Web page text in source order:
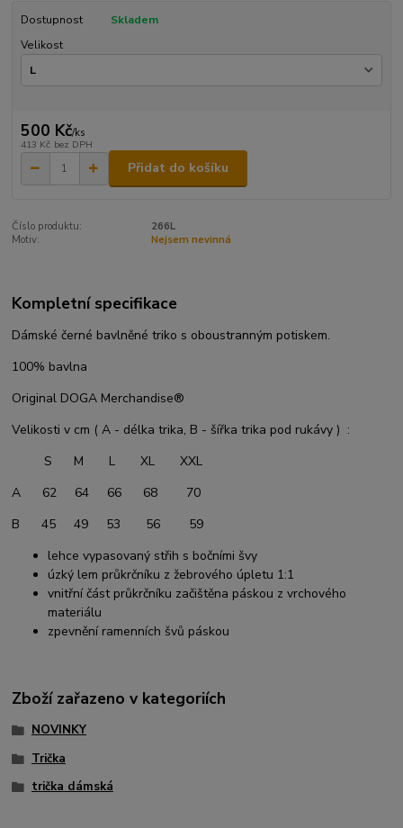
Dostupnost
Skladem
Velikost
500 Kč/ks
413 Kč bez DPH
Přidat do košíku
Číslo produktu:
266L
Motiv:
Nejsem nevinná
Kompletní specifikace
Dámské černé bavlněné triko s oboustranným potiskem.
100% bavlna
Original DOGA Merchandise®
Velikosti v cm ( A - délka trika, B - šířka trika pod rukávy ) :
S M L XL XXL
A 62 64 66 68 70
B 45 49 53 56 59
lehce vypasovaný střih s bočními švy
úzký lem průkrčníku z žebrového úpletu 1:1
vnitřní část průkrčníku začištěna páskou z vrchového
materiálu
zpevnění ramenních švů páskou
Zboží zařazeno v kategoriích
NOVINKY
Trička
trička dámská